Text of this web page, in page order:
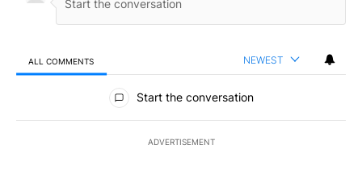
ALL COMMENTS NEWEST
All Comments
Start the conversation
ADVERTISEMENT